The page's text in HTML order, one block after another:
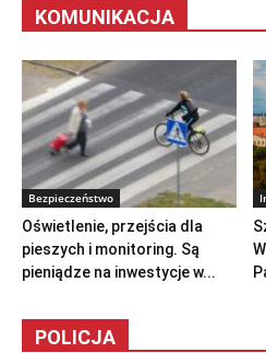
KOMUNIKACJA
Bezpieczeństwo
Oświetlenie, przejścia dla
pieszych i monitoring. Są
pieniądze na inwestycje w...
POLICJA